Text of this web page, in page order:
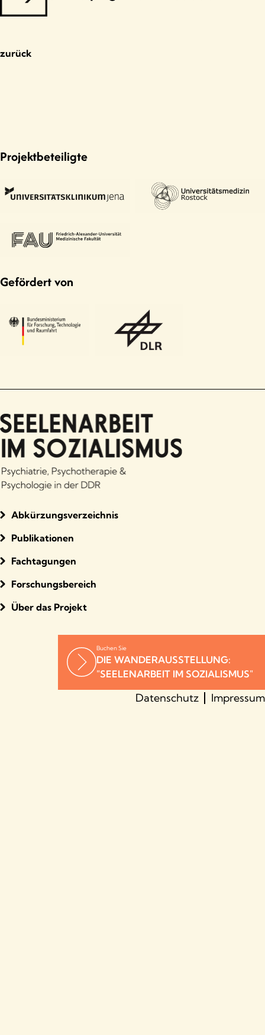
zurück
Projektbeteiligte
Gefördert von
Abkürzungsverzeichnis
Publikationen
Fachtagungen
Forschungsbereich
Über das Projekt
Buchen Sie
DIE WANDERAUSSTELLUNG:
"SEELENARBEIT IM SOZIALISMUS"
Datenschutz Impressum